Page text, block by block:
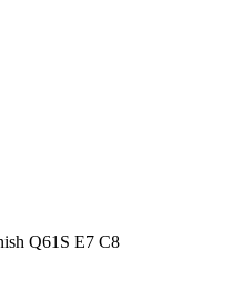
Q61S E7 C8